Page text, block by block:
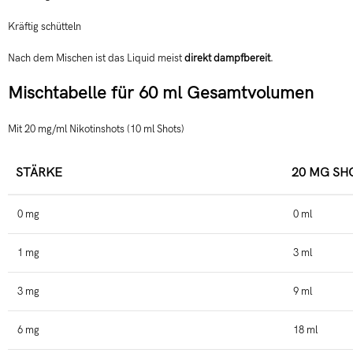
Kräftig schütteln
Nach dem Mischen ist das Liquid meistdirekt dampfbereit.
Mischtabelle für 60 ml Gesamtvolumen
Mit 20 mg/ml Nikotinshots (10 ml Shots)
STÄRKE 20 MG
0 mg 0 ml
1 mg 3 ml
3 mg 9 ml
6 mg 18 ml